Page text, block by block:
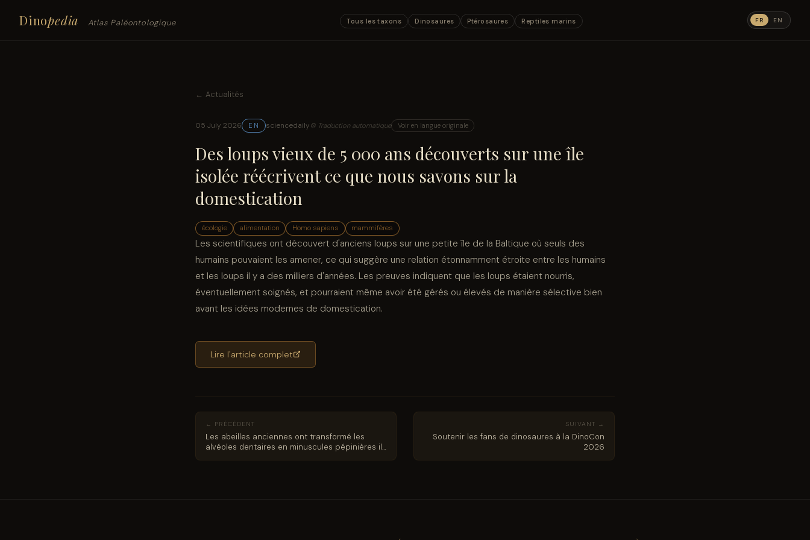
Dinopedia Atlas Paléontologique Tous les taxons Dinosaures Ptérosaures Reptiles marins FR EN
← Actualités
05 July 2026 EN sciencedaily ⚙ Traduction automatique Voir en langue originale
Des loups vieux de 5 000 ans découverts sur une île
isolée réécrivent ce que nous savons sur la
domestication
écologie alimentation Homo sapiens mammifères
Les scientifiques ont découvert d'anciens loups sur une petite île de la Baltique où seuls des
humains pouvaient les amener, ce qui suggère une relation étonnamment étroite entre les humains
et les loups il y a des milliers d'années. Les preuves indiquent que les loups étaient nourris,
éventuellement soignés, et pourraient même avoir été gérés ou élevés de manière sélective bien
avant les idées modernes de domestication.
Lire l'article complet
← PRÉCÉDENT
Les abeilles anciennes ont transformé les
alvéoles dentaires en minuscules pépinières il
SUIVANT →
Soutenir les fans de dinosaures à la DinoCon
2026